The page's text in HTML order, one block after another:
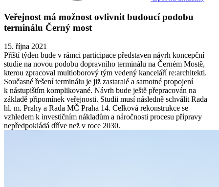
Veřejnost má možnost ovlivnit budoucí podobu
terminálu Černý most
15. října 2021
Příští týden bude v rámci participace představen návrh koncepční
studie na novou podobu dopravního terminálu na Černém Mostě,
kterou zpracoval multioborový tým vedený kanceláří re:architekti.
Současné řešení terminálu je již zastaralé a samotné propojení
k nástupištím komplikované. Návrh bude ještě přepracován na
základě připomínek veřejnosti. Studii musí následně schválit Rada
hl. m. Prahy a Rada MČ Praha 14. Celková rekonstrukce se
vzhledem k investičním nákladům a náročnosti procesu přípravy
nepředpokládá dříve než v roce 2030.